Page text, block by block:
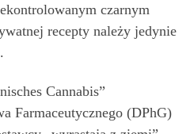
czarnym
recepty należy jedynie
Cannabis”
Farmaceutycznego (DPhG)